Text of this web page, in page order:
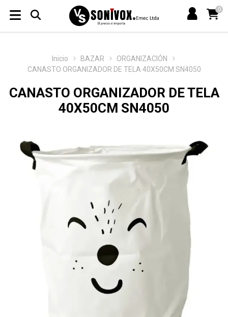
0
Inicio BAZAR
ORGANIZACIÓN
CANASTO ORGANIZADOR DE TELA 40X50CM SN4050
CANASTO ORGANIZADOR DE TELA
40X50CM SN4050